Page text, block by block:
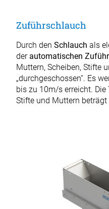
Zuführschlauch
Durch den Schlauch als
der automatischen
Muttern, Scheiben, Stifte
„durchgeschossen“. Es
bis zu 10m/s erreicht. Die
Stifte und Muttern